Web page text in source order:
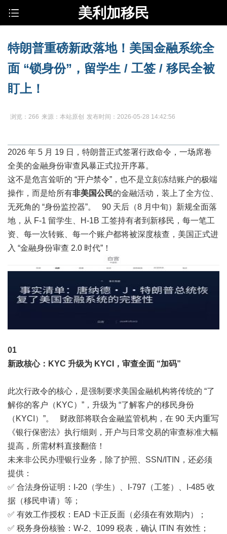
美利加移民
特朗普重磅新政落地！美国金融系统全
面 “锁身份”，留学生 / 工签 / 移民全被
盯上！
浏览：266 来源：本站原创 发布时间：2026-05-28 14:42:56
2026 年 5 月 19 日，特朗普正式签署行政命令，一场席卷
全美的金融身份审查风暴正式拉开序幕。
这不是危言耸听的 “开户禁令”，也不是立刻冻结账户的极端
操作，而是给所有非美国公民的金融活动，装上了全方位、
无死角的 “身份监控器”。 90 天后（8 月中旬）新规全面落
地，从 F-1 留学生、H-1B 工签持有者到新移民，每一笔工
资、每一次转账、每一个账户都将被深度核查，美国正式进
入 “金融身份审查 2.0 时代”！
01
新政核心：KYC 升级为 KYCI，审查全面 “加码”
此次行政令的核心，是强制要求美国金融机构将传统的 “了
解你的客户（KYC）”，升级为 “了解客户的移民身份
（KYCI）”。 财政部将联合金融监管机构，在 90 天内重写
《银行保密法》执行细则，开户与日常交易的审查标准大幅
提高，所需材料直接翻倍！
未来非公民办理银行业务，除了护照、SSN/ITIN，还必须
提供：
✅ 合法身份证明：I-20（学生）、I-797（工签）、I-485 收
据（移民申请）等；
✅ 有效工作授权：EAD 卡正反面（必须在有效期内）；
✅ 税务身份核验：W-2、1099 税表，确认 ITIN 有效性；